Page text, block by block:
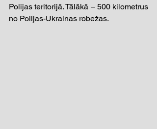
Polijas teritorijā. Tālākā – 500 kilometrus
no Polijas-Ukrainas robežas.